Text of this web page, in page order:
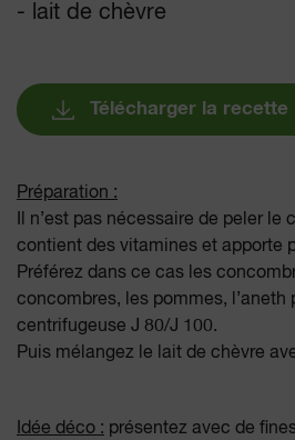
- lait de chèvre
Télécharger la recette
Préparation :
Il n’est pas nécessaire de peler
contient des vitamines et apporte
Préférez dans ce cas les
concombres, les pommes,
centrifugeuse J 80/J 100.
Puis mélangez le lait de chèvre
Idée déco : présentez avec de